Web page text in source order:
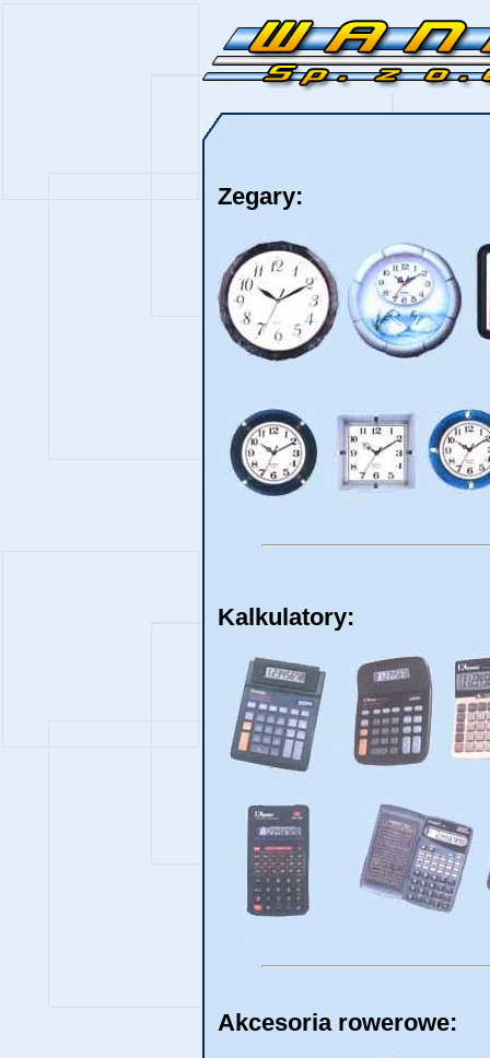
Zegary:
Kalkulatory:
Akcesoria rowerowe: